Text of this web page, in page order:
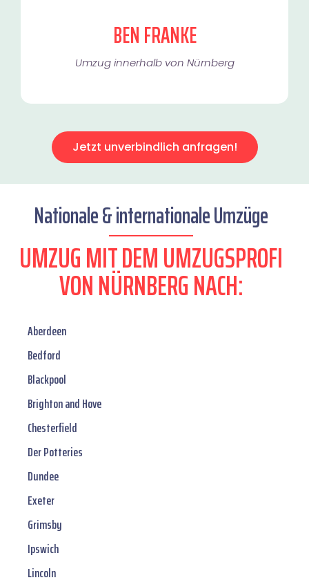
BEN FRANKE
Umzug innerhalb von Nürnberg​
Jetzt unverbindlich anfragen!
Nationale & internationale Umzüge
UMZUG MIT DEM UMZUGSPROFI
VON NÜRNBERG NACH:
Aberdeen
Bedford
Blackpool
Brighton and Hove
Chesterfield
Der Potteries
Dundee
Exeter
Grimsby
Ipswich
Lincoln